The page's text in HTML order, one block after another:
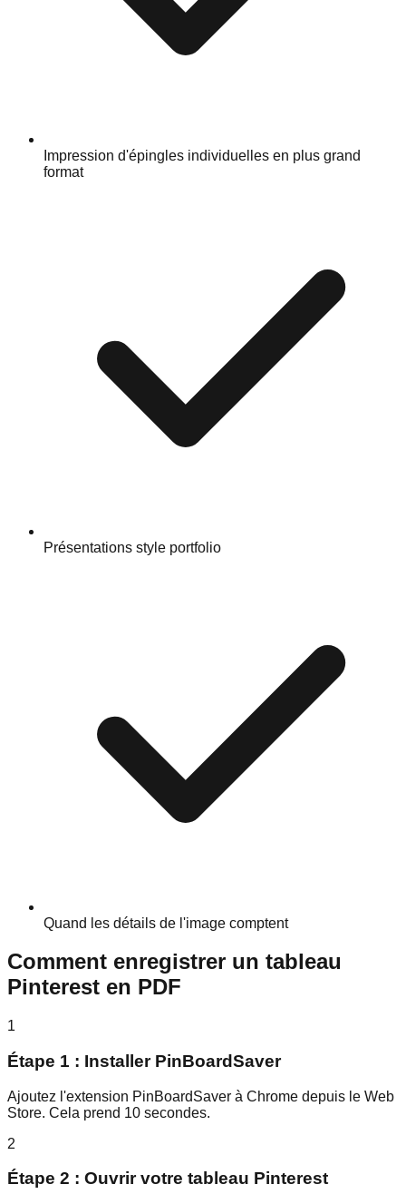
Impression d'épingles individuelles en plus grand
format
Présentations style portfolio
Quand les détails de l'image comptent
Comment enregistrer un tableau
Pinterest en PDF
1
Étape 1 : Installer PinBoardSaver
Ajoutez l'extension PinBoardSaver à Chrome depuis le Web
Store. Cela prend 10 secondes.
2
Étape 2 : Ouvrir votre tableau Pinterest